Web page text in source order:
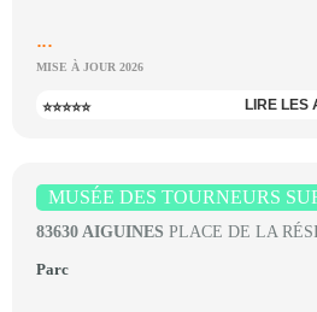
...
MISE À JOUR 2026
⭐⭐⭐⭐⭐ LIRE LES
MUSÉE DES TOURNEURS
83630 AIGUINES PLACE DE LA
Parc